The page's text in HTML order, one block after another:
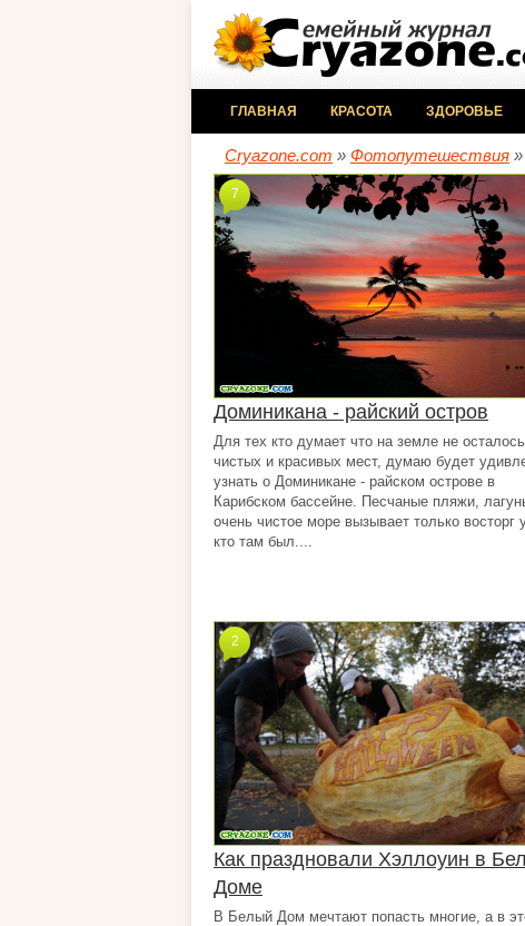
ГЛАВНАЯ КРАСОТА ЗДОРОВЬЕ
Cryazone.com » Фотопутешествия
Доминикана - райский остров
Для тех кто думает что на земле не осталось
чистых и красивых мест, думаю будет
узнать о Доминикане - райском острове в
Карибском бассейне. Песчаные пляжи,
очень чистое море вызывает только восторг
кто там был....
7
Как праздновали Хэллоуин в
Доме
В Белый Дом мечтают попасть многие, а в
2